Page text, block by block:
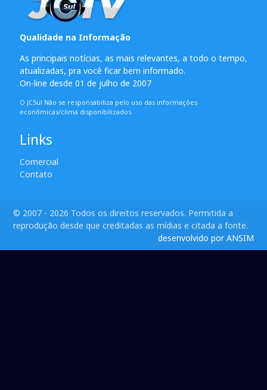
Qualidade na Informação
As principais notícias, as mais relevantes, a todo o tempo,
atualizadas, pra você ficar bem informado.
On-line desde 01 de julho de 2007
O JCSul Não se responsabiliza pelo uso das informações
econômicas/clima disponibilizados.
Links
Comercial
Contato
© 2007 - 2026 Todos os direitos reservados. Permitida a
reprodução desde que creditadas as mídias e citada a fonte.
desenvolvido por ANSIM